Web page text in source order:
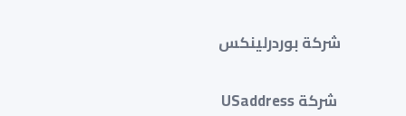
شركة بوردرلينكس
شركة USaddress